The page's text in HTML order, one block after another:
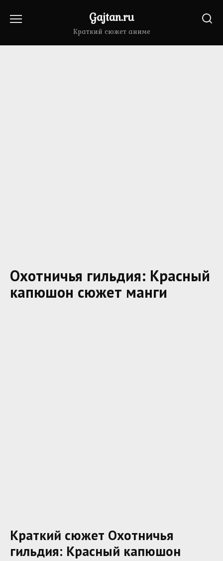
Gajtan.ru
Краткий сюжет аниме
Охотничья гильдия: Красный
капюшон сюжет манги
Краткий сюжет Охотничья
гильдия: Красный капюшон